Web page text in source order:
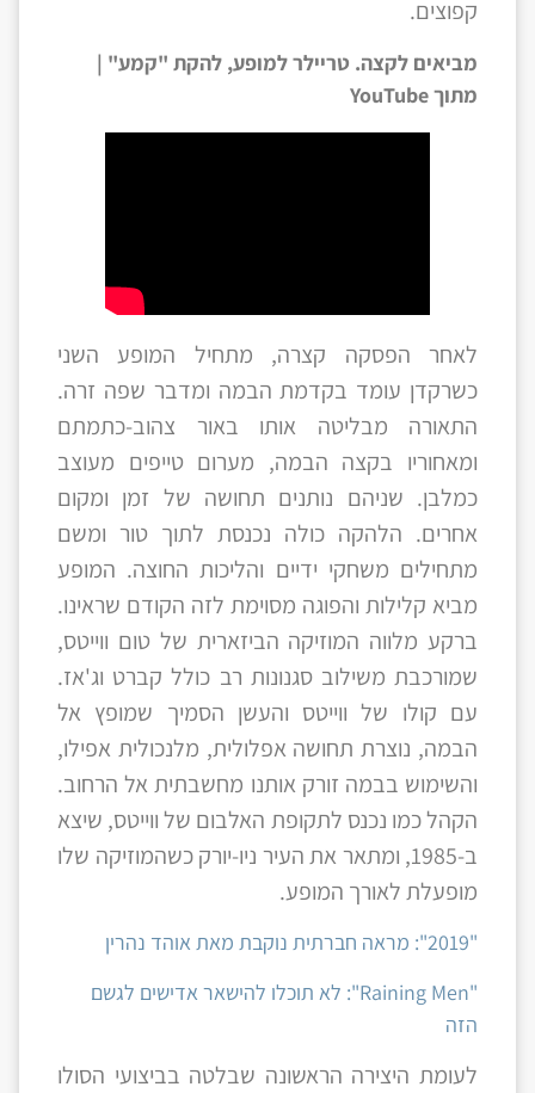
קפוצים.
מביאים לקצה. טריילר למופע, להקת "קמע" |
מתוך YouTube
לאחר הפסקה קצרה, מתחיל המופע השני
כשרקדן עומד בקדמת הבמה ומדבר שפה זרה.
התאורה מבליטה אותו באור צהוב-כתמתם
ומאחוריו בקצה הבמה, מערום טייפים מעוצב
כמלבן. שניהם נותנים תחושה של זמן ומקום
אחרים. הלהקה כולה נכנסת לתוך טור ומשם
מתחילים משחקי ידיים והליכות החוצה. המופע
מביא קלילות והפוגה מסוימת לזה הקודם שראינו.
ברקע מלווה המוזיקה הביזארית של טום ווייטס,
שמורכבת משילוב סגנונות רב כולל קברט וג'אז.
עם קולו של ווייטס והעשן הסמיך שמופץ אל
הבמה, נוצרת תחושה אפלולית, מלנכולית אפילו,
והשימוש בבמה זורק אותנו מחשבתית אל הרחוב.
הקהל כמו נכנס לתקופת האלבום של ווייטס, שיצא
ב-1985, ומתאר את העיר ניו-יורק כשהמוזיקה שלו
מופעלת לאורך המופע.
"2019": מראה חברתית נוקבת מאת אוהד נהרין
"Raining Men": לא תוכלו להישאר אדישים לגשם
הזה
לעומת היצירה הראשונה שבלטה בביצועי הסולו